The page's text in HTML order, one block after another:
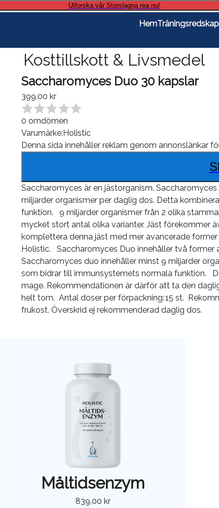
Utforska vår Storslagna rea nu!
HemTräningsredskap
Kosttillskott & Livsmedel
Saccharomyces Duo 30 kapslar
399,00 kr
0 omdömen
Varumärke:Holistic
Denna sida innehåller reklam genom annonslänkar
Saccharomyces är en jästorganism.
miljarder organismer per daglig dos. Detta
funktion. 9 miljarder organismer från 2 olika
mycket stort antal olika varianter. Jäst förekommer
komplettera denna jäst med mer avancerade
Holistic. Saccharomyces Duo innehåller två
Saccharomyces duo innehåller minst 9 miljarder
som bidrar till immunsystemets normala funktion.
mage. Rekommendationen är därför att ta den
helt tom. Antal doser per förpackning: 15 st.
frukost. Överskrid ej rekommenderad daglig
Måltidsenzym
839,00 kr